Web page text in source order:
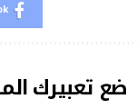
ضع تعبيرك